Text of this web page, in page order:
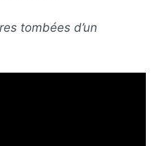
tombées d’un